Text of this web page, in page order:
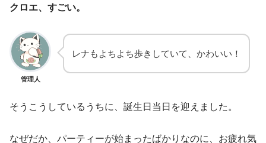
クロエ、すごい。
管理人
レナもよちよち歩きしていて、かわいい！
そうこうしているうちに、誕生日当日を迎えました。
なぜだか、パーティーが始まったばかりなのに、お疲れ気